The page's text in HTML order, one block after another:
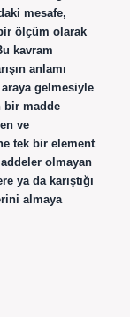
mesafe,
ölçüm olarak
kavram
anlamı
gelmesiyle
bir madde
ve
tek bir element
olmayan
ya da karıştığı
almaya